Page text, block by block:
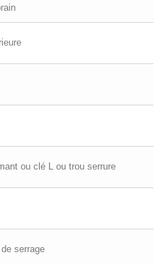
ou clé L ou trou serrure
serrage